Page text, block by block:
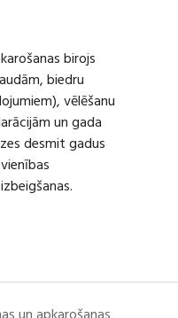
birojs
biedru
vēlēšanu
un gada
desmit gadus